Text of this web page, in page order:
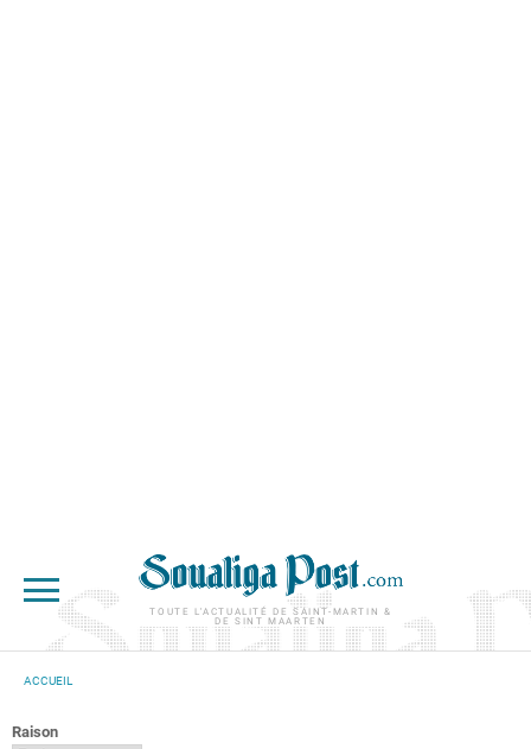
TOUTE L'ACTUALITÉ DE SAINT-MARTIN &
DE SINT MAARTEN
ACCUEIL
Raison